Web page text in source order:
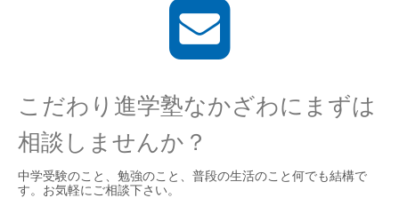
こだわり進学塾なかざわにまずは
相談しませんか？
中学受験のこと、勉強のこと、普段の生活のこと何でも結構で
す。お気軽にご相談下さい。